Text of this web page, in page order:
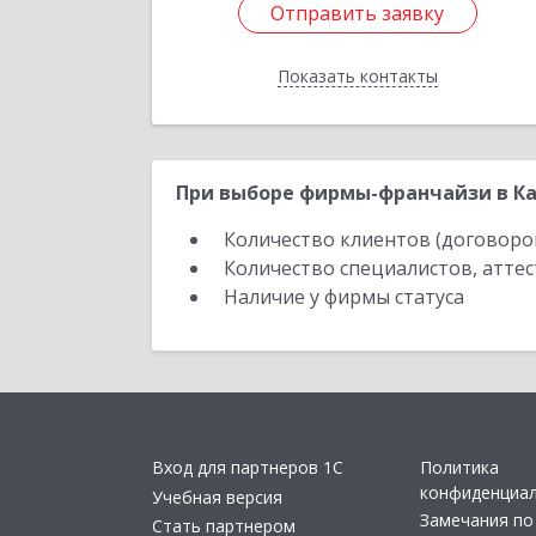
Отправить заявку
Показать контакты
Отправить заявку
Назад
При выборе фирмы-франчайзи в
Количество клиентов
Количество специалистов,
Наличие у фирмы статуса
Вход для партнеров 1С
Учебная версия
Стать партнером
Политика
Замечания по